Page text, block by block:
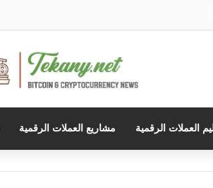
العملات الرقمية مشاريع العملات الرقمية